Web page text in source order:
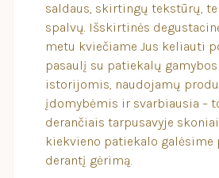
saldaus, skirtingų tekstūrų,
spalvų. Išskirtinės
metu kviečiame Jus keliauti
pasaulį su patiekalų
istorijomis, naudojamų
įdomybėmis ir svarbiausia –
derančiais tarpusavyje
kiekvieno patiekalo galėsime
derantį gėrimą.